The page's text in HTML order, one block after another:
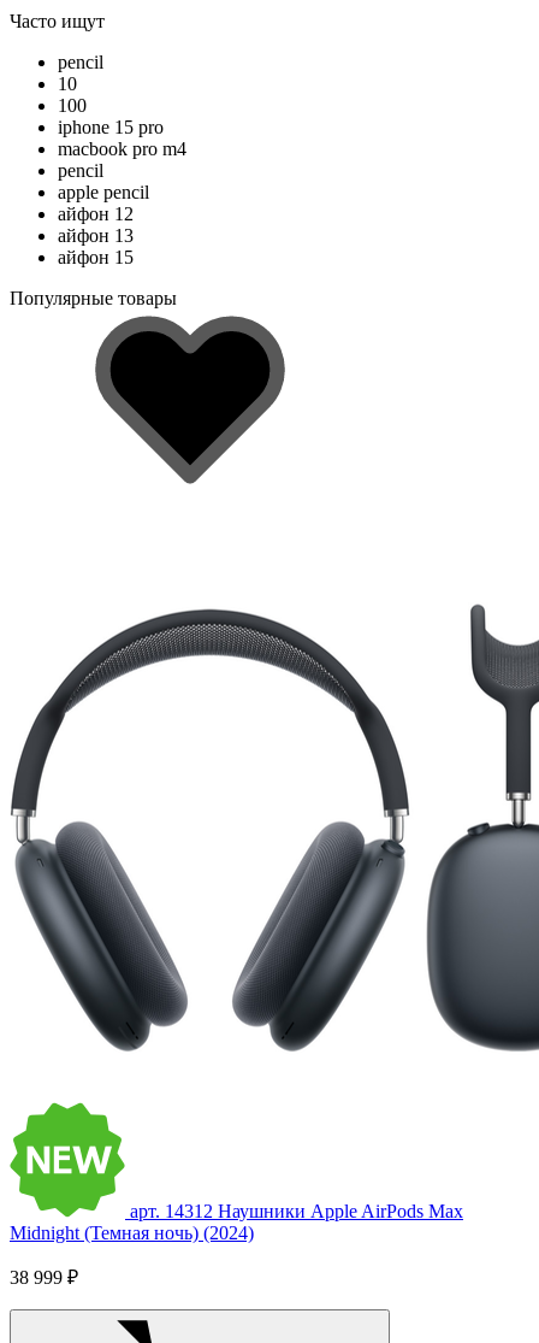
Часто ищут
pencil
10
100
iphone 15 pro
macbook pro m4
pencil
apple pencil
айфон 12
айфон 13
айфон 15
Популярные товары
арт. 14312 Наушники Apple AirPods Max
Midnight (Темная ночь) (2024)
38 999 ₽